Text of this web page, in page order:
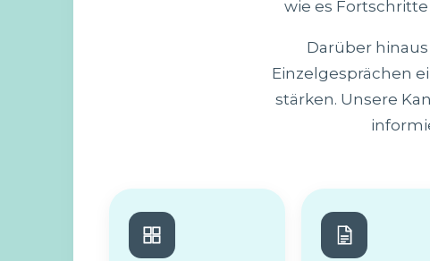
wie es
Darüber
Einzelgesprächen
stärken. Unsere